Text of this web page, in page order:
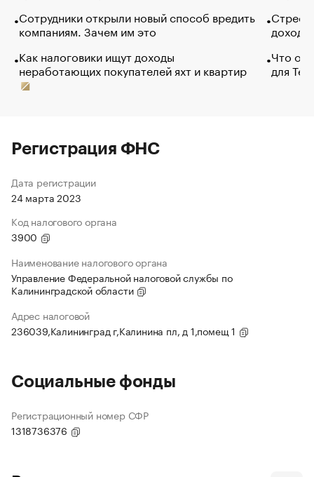
Сотрудники открыли новый способ вредить
компаниям. Зачем им это
Как налоговики ищут доходы
неработающих покупателей яхт и квартир
Что
для
Регистрация ФНС
Дата регистрации
24 марта 2023
Код налогового органа
3900
Наименование налогового органа
Управление Федеральной налоговой службы по
Калининградской области
Адрес налоговой
236039,Калининград г,Калинина пл, д 1,помещ 1
Социальные фонды
Регистрационный номер СФР
1318736376